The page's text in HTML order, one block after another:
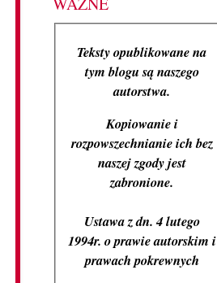
Teksty opublikowane na
tym blogu są naszego
autorstwa.
Kopiowanie i
rozpowszechnianie ich bez
naszej zgody jest
zabronione.
Ustawa z dn. 4 lutego
1994r. o prawie autorskim i
prawach pokrewnych